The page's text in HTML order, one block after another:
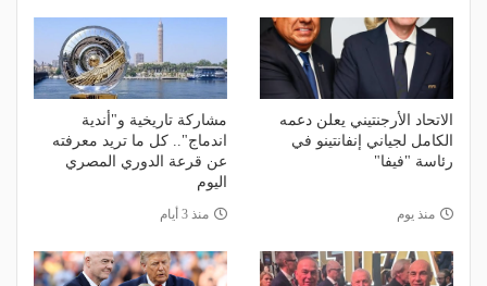
الاتحاد الأرجنتيني يعلن دعمه
الكامل لجياني إنفانتينو في
رئاسة "فيفا"
منذ يوم
مشاركة تاريخية و"أندية
اندماج".. كل ما تريد معرفته
عن قرعة الدوري المصري
اليوم
منذ 3 أيام